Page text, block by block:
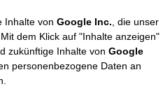
Inhalte von Google Inc. , die unser
dem Klick auf "Inhalte anzeigen"
zukünftige Inhalte von Google
personenbezogene Daten an